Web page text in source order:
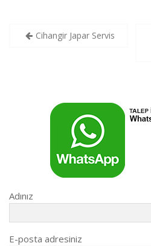
YazıCihangir Japar Servis
Adınız
E-posta adresiniz